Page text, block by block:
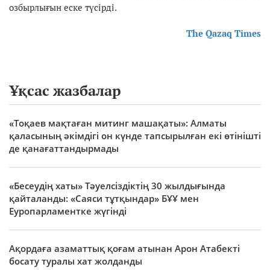
озбырлығын еске түсірді.
The Qazaq Times
Ұқсас жазбалар
«Тоқаев мақтаған митинг машақаты»: Алматы
қаласының әкімдігі он күнде тапсырылған екі өтінішті
де қанағаттандырмады
«Бесеудің хаты» Тәуелсіздіктің 30 жылдығында
қайталанды: «Саяси тұтқындар» БҰҰ мен
Еуропарламентке жүгінді
Ақордаға азаматтық қоғам атынан Арон Атабекті
босату туралы хат жолданды